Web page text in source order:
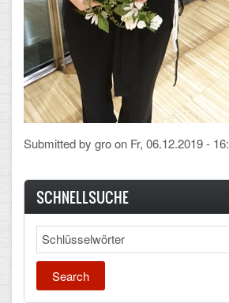
Ehemalige
Schulzeitung: Der Gottfried
FÄCHER
Gesellschaftswissenschaften
Musische Fächer
Submitted by groon Fr, 06.12.2019 -
SCHNELLSUCHE
Search